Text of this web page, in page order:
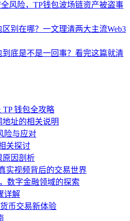
风险，TP钱包波场链资产被盗事
别在哪？一文理清两大主流Web3
到底是不是一回事？看完这篇就清
钱包全攻略
址的相关说明
险与应对
关探讨
原因剖析
实视频背后的交易世界
数字金融领域的探索
详解
币交易新体验